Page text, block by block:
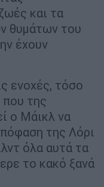
και τα
θυμάτων του
έχουν
ενοχές, τόσο
που της
ο Μάικλ να
της Λόρι
όλα αυτά τα
το κακό ξανά